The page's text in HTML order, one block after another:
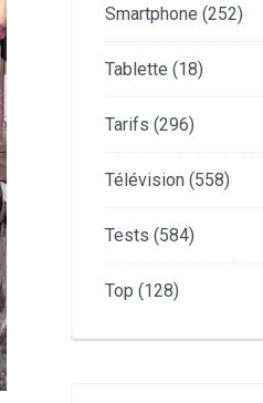
Smartphone (252)
Tablette (18)
Tarifs (296)
Télévision (558)
Tests (584)
Top (128)